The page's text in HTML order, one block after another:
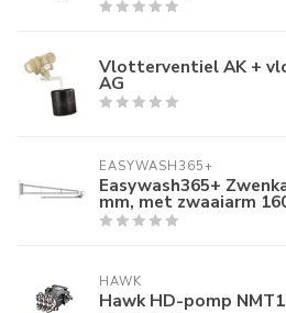
Vlotterventiel AK +
AG
EASYWASH365+
Easywash365+
mm, met zwaaiarm
HAWK
Hawk HD-pomp